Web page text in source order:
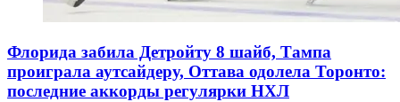
Флорида забила Детройту 8 шайб, Тампа
проиграла аутсайдеру, Оттава одолела Торонто:
последние аккорды регулярки НХЛ